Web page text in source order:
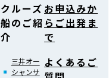
クルーズ
船のご紹
介
三井オー
シャンサ
お申込みか
らご出発ま
で
よくあるご